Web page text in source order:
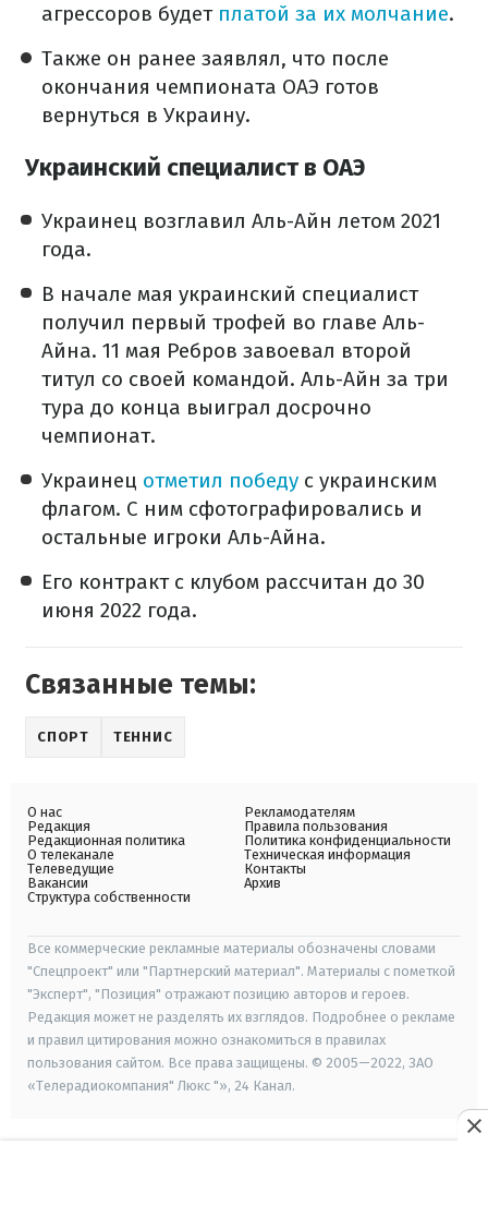
агрессоров будет платой за их молчание.
Также он ранее заявлял, что после
окончания чемпионата ОАЭ готов
вернуться в Украину.
Украинский специалист в ОАЭ
Украинец возглавил Аль-Айн летом 2021
года.
В начале мая украинский специалист
получил первый трофей во главе Аль-
Айна. 11 мая Ребров завоевал второй
титул со своей командой. Аль-Айн за три
тура до конца выиграл досрочно
чемпионат.
Украинец отметил победу с украинским
флагом. С ним сфотографировались и
остальные игроки Аль-Айна.
Его контракт с клубом рассчитан до 30
июня 2022 года.
Связанные темы:
СПОРТ ТЕННИС
О нас
Редакция
Редакционная политика
О телеканале
Телеведущие
Вакансии
Структура собственности
Рекламодателям
Правила пользования
Политика конфиденциальности
Техническая информация
Контакты
Архив
Все коммерческие рекламные материалы обозначены словами
"Спецпроект" или "Партнерский материал". Материалы с пометкой
"Эксперт", "Позиция" отражают позицию авторов и героев.
Редакция может не разделять их взглядов. Подробнее о рекламе
и правил цитирования можно ознакомиться в правилах
пользования сайтом. Все права защищены. © 2005—2022, ЗАО
«Телерадиокомпания" Люкс "», 24 Канал.